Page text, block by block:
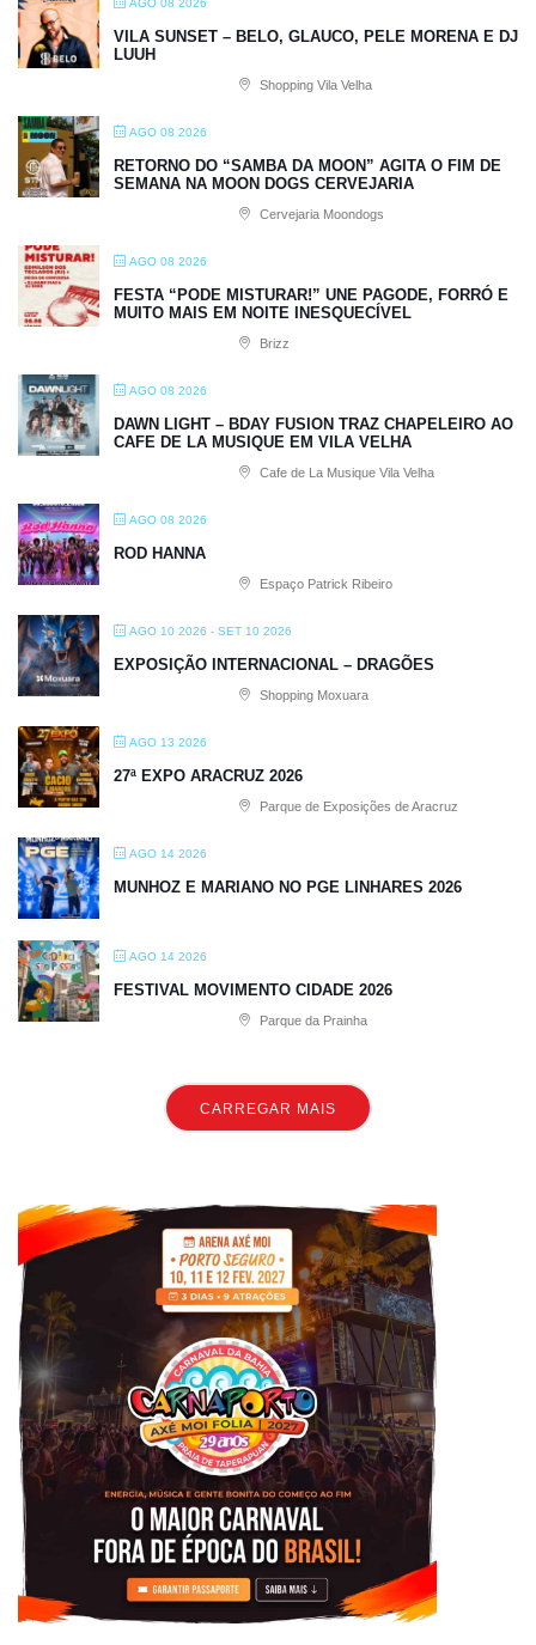
AGO 08 2026
VILA SUNSET – BELO, GLAUCO, PELE MORENA E DJ
LUUH
Shopping Vila Velha
AGO 08 2026
RETORNO DO “SAMBA DA MOON” AGITA O FIM DE
SEMANA NA MOON DOGS CERVEJARIA
Cervejaria Moondogs
AGO 08 2026
FESTA “PODE MISTURAR!” UNE PAGODE, FORRÓ E
MUITO MAIS EM NOITE INESQUECÍVEL
Brizz
AGO 08 2026
DAWN LIGHT – BDAY FUSION TRAZ CHAPELEIRO AO
CAFE DE LA MUSIQUE EM VILA VELHA
Cafe de La Musique Vila Velha
AGO 08 2026
ROD HANNA
Espaço Patrick Ribeiro
AGO 10 2026 - SET 10 2026
EXPOSIÇÃO INTERNACIONAL – DRAGÕES
Shopping Moxuara
AGO 13 2026
27ª EXPO ARACRUZ 2026
Parque de Exposições de Aracruz
AGO 14 2026
MUNHOZ E MARIANO NO PGE LINHARES 2026
AGO 14 2026
FESTIVAL MOVIMENTO CIDADE 2026
Parque da Prainha
CARREGAR MAIS